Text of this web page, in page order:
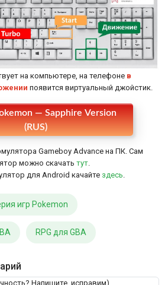
на компьютере, на телефоне в
появится виртуальный джойстик.
— Sapphire Version
(RUS)
Gameboy Advance на ПК. Сам
можно скачать тут.
для Android качайте здесь.
игр Pokemon
RPG для GBA
Напишите, исправим)